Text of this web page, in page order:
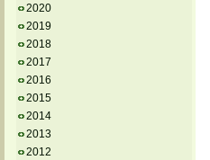
2020
2019
2018
2017
2016
2015
2014
2013
2012